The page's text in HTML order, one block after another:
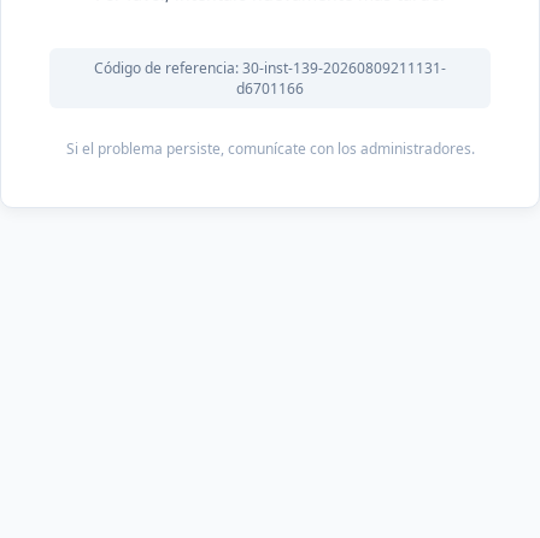
Código de referencia: 30-inst-139-20260809211131-
d6701166
Si el problema persiste, comunícate con los administradores.